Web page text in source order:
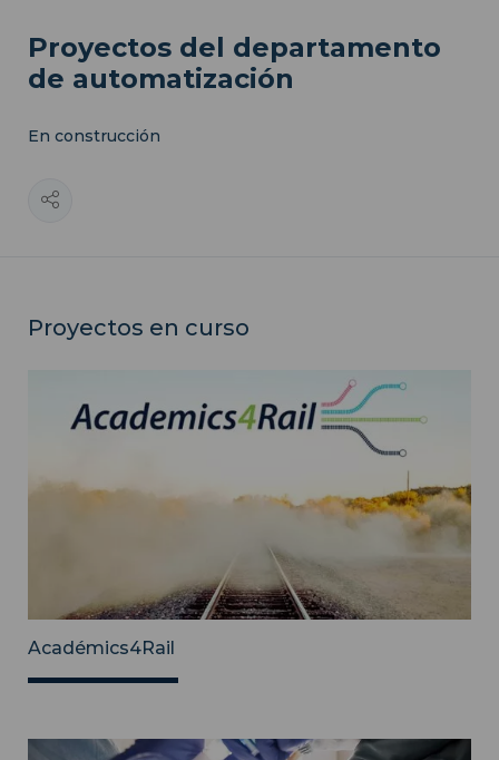
Proyectos del departamento
de automatización
En construcción
Proyectos en curso
Académics4Rail